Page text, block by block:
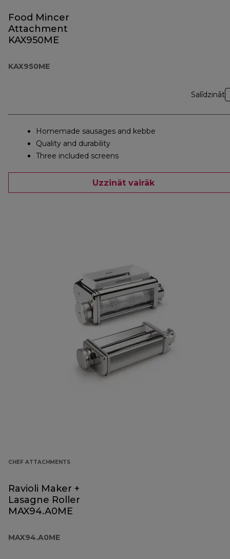
Food Mincer
Attachment
KAX950ME
KAX950ME
Salīdzināt
Homemade sausages and kebbe
Quality and durability
Three included screens
Uzzināt vairāk
CHEF ATTACHMENTS
Ravioli Maker +
Lasagne Roller
MAX94.A0ME
MAX94.A0ME